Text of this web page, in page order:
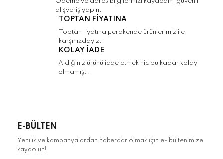
alışveriş yapın.
TOPTAN FİYATINA
Toptan fiyatına perakende ürünlerimiz ile
karşınızdayız.
KOLAY İADE
Aldığınız ürünü iade etmek hiç bu kadar kolay
olmamıştı.
E-BÜLTEN
Yenilik ve kampanyalardan haberdar olmak için e- bültenimize
kaydolun!